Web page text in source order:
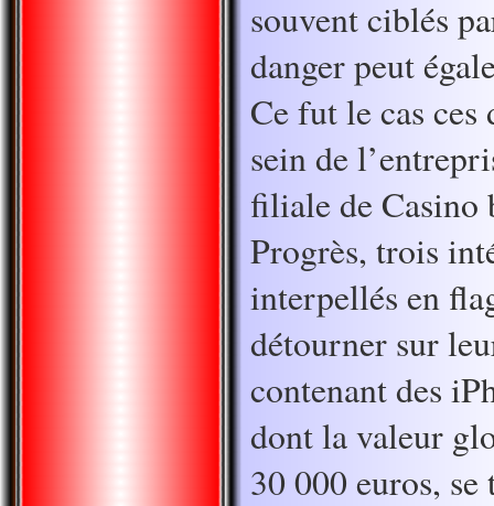
souvent ciblés
danger peut
Ce fut le cas ces
sein de
filiale de Casino
Progrès, trois
interpellés en
détourner sur
contenant des
dont la valeur
30 000 euros,